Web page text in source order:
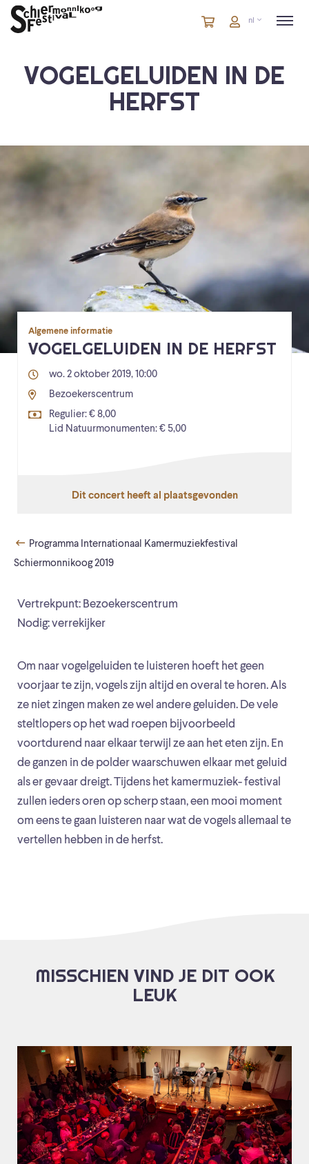
Winkelmandje
artikelen
Account
nl
VOGELGELUIDEN IN DE
HERFST
Vertrekpunt: Bezoekerscentrum
Nodig: verrekijker
Om naar vogelgeluiden te luisteren hoeft het geen
voorjaar te zijn, vogels zijn altijd en overal te horen. Als
ze niet zingen maken ze wel andere geluiden. De vele
steltlopers op het wad roepen bijvoorbeeld
voortdurend naar elkaar terwijl ze aan het eten zijn. En
de ganzen in de polder waarschuwen elkaar met geluid
als er gevaar dreigt. Tijdens het kamermuziek- festival
zullen ieders oren op scherp staan, een mooi moment
om eens te gaan luisteren naar wat de vogels allemaal te
vertellen hebben in de herfst.
Algemene informatie
VOGELGELUIDEN IN DE HERFST
wo. 2 oktober 2019, 10:00
Bezoekerscentrum
Regulier: € 8,00
Lid Natuurmonumenten: € 5,00
Dit concert heeft al plaatsgevonden
Programma Internationaal Kamermuziekfestival
Schiermonnikoog 2019
MISSCHIEN VIND JE DIT OOK
LEUK